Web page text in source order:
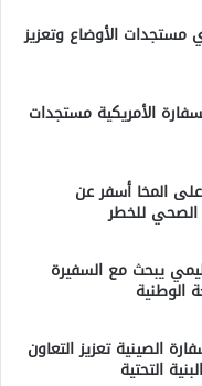
مستجدات الأوضاع وتعزيز
الأمريكية مستجدات
المخا أسفر عن
يبحث مع السفيرة
الوطنية
الصينية تعزيز التعاون
التحتية